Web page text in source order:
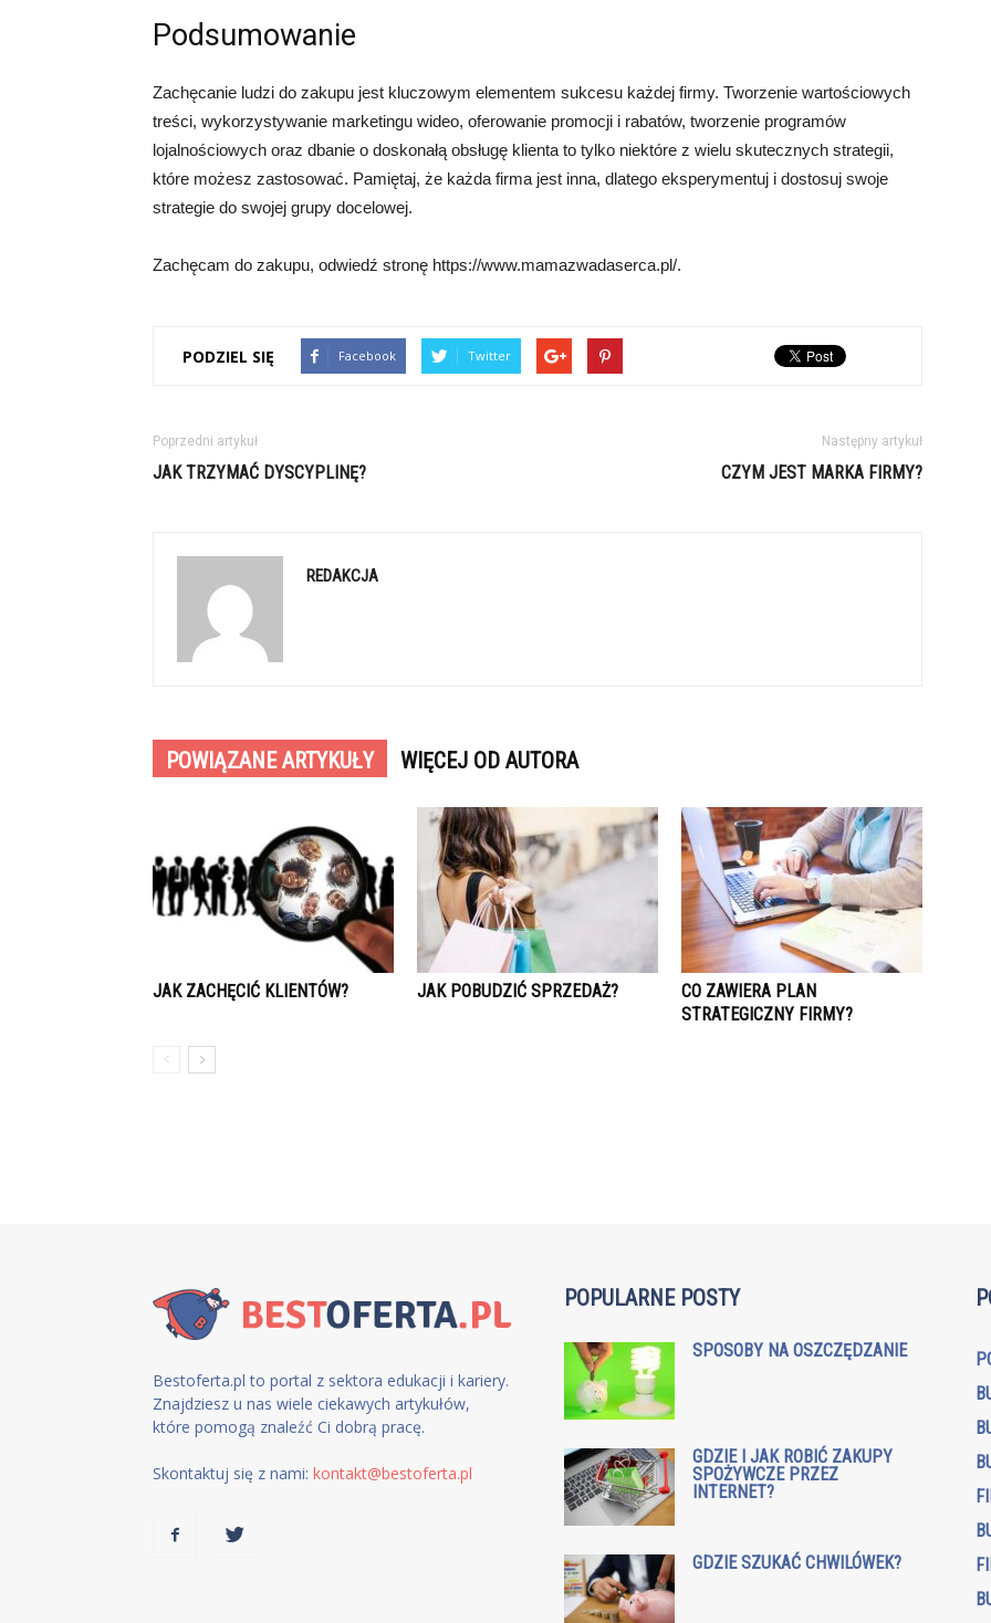
Podsumowanie
Zachęcanie ludzi do zakupu jest kluczowym elementem sukcesu każdej firmy. Tworzenie wartościowych
treści, wykorzystywanie marketingu wideo, oferowanie promocji i rabatów, tworzenie programów
lojalnościowych oraz dbanie o doskonałą obsługę klienta to tylko niektóre z wielu skutecznych strategii,
które możesz zastosować. Pamiętaj, że każda firma jest inna, dlatego eksperymentuj i dostosuj swoje
strategie do swojej grupy docelowej.
Zachęcam do zakupu, odwiedź stronę https://www.mamazwadaserca.pl/.
PODZIEL SIĘ Facebook Twitter
Poprzedni artykuł
JAK TRZYMAĆ DYSCYPLINĘ?
Następny artykuł
CZYM JEST MARKA FIRMY?
REDAKCJA
POWIĄZANE ARTYKUŁY WIĘCEJ OD AUTORA
JAK ZACHĘCIĆ KLIENTÓW? JAK POBUDZIĆ SPRZEDAŻ?
CO ZAWIERA PLAN
STRATEGICZNY FIRMY?
Bestoferta.pl to portal z sektora edukacji i kariery.
Znajdziesz u nas wiele ciekawych artykułów,
które pomogą znaleźć Ci dobrą pracę.
Skontaktuj się z nami: kontakt@bestoferta.pl
POPULARNE POSTY
SPOSOBY NA OSZCZĘDZANIE
GDZIE I JAK ROBIĆ ZAKUPY
SPOŻYWCZE PRZEZ
INTERNET?
GDZIE SZUKAĆ CHWILÓWEK?